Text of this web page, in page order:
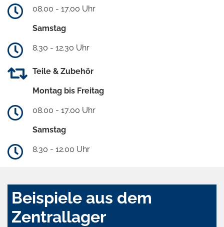
08.00 - 17.00 Uhr
Samstag
8.30 - 12.30 Uhr
Teile & Zubehör
Montag bis Freitag
08.00 - 17.00 Uhr
Samstag
8.30 - 12.00 Uhr
Beispiele aus dem
Zentrallager